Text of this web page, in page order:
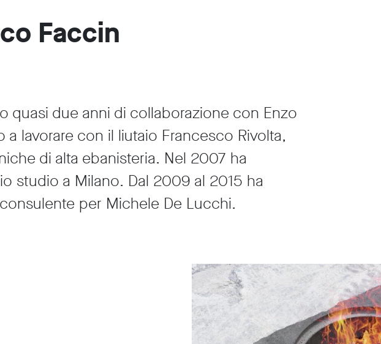
Faccin
quasi due anni di collaborazione con Enzo
a lavorare con il liutaio Francesco Rivolta,
di alta ebanisteria. Nel 2007 ha
studio a Milano. Dal 2009 al 2015 ha
per Michele De Lucchi.